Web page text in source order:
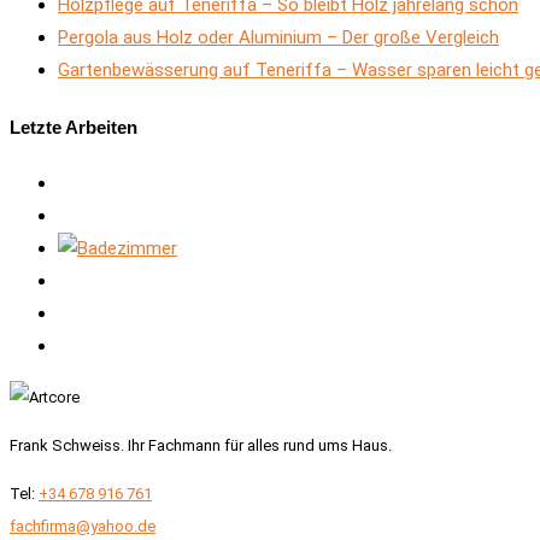
Holzpflege auf Teneriffa – So bleibt Holz jahrelang schön
Pergola aus Holz oder Aluminium – Der große Vergleich
Gartenbewässerung auf Teneriffa – Wasser sparen leicht
Letzte Arbeiten
Frank Schweiss. Ihr Fachmann für alles rund ums Haus.
Tel: +34 678 916 761
fachfirma@yahoo.de